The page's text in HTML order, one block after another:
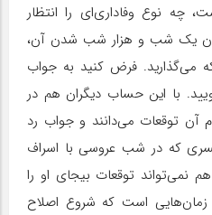
چه نوع وفاداری‌ای را انتظار
بودن یک شب و هزار شب شدن آن،
می‌گذارید. فرض کنید به جواب
با این حساب دیگران هم در
آن توقعات می‌دانند و جواب رد
که در شب عروسی با اسراف
نمی‌تواند توقعات بیجای او را
است که شروع اصلاح